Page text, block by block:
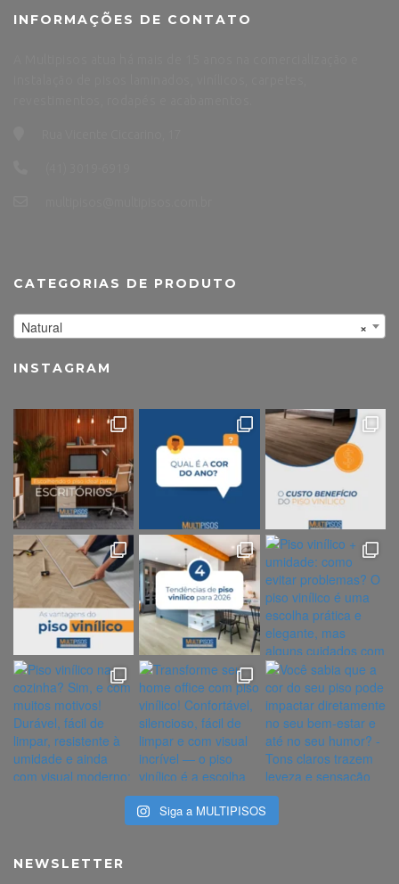
INFORMAÇÕES DE CONTATO
CATEGORIAS DE PRODUTO
×
Natural
INSTAGRAM
Siga a MULTIPISOS
NEWSLETTER